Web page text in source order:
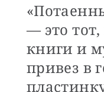
— это
книги и
привез в